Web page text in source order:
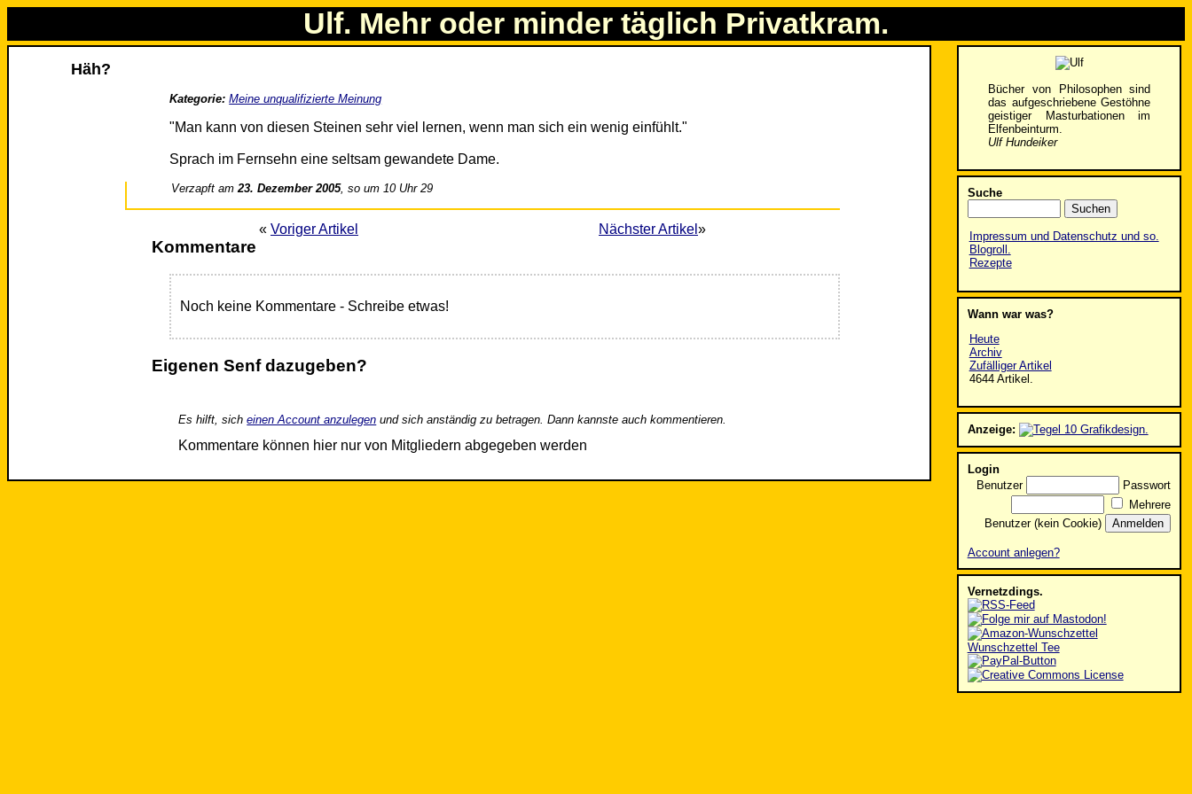
Ulf. Mehr oder minder täglich Privatkram.
Häh?
Kategorie: Meine unqualifizierte Meinung
"Man kann von diesen Steinen sehr viel lernen, wenn man sich ein wenig einfühlt."
Sprach im Fernsehn eine seltsam gewandete Dame.
Verzapft am23. Dezember 2005, so um 10 Uhr 29
« Voriger Artikel Nächster Artikel »
Kommentare
Noch keine Kommentare - Schreibe etwas!
Eigenen Senf dazugeben?
Es hilft, sicheinen Account anzulegen und sich anständig zu betragen. Dann kannste auch kommentieren.
Kommentare können hier nur von Mitgliedern abgegeben werden
Bücher von Philosophen sind
das aufgeschriebene Gestöhne
geistiger Masturbationen im
Elfenbeinturm.
Ulf Hundeiker
Suche
Impressum und Datenschutz und so.
Blogroll.
Rezepte
Wann war was?
Heute
Archiv
Zufälliger Artikel
4644 Artikel.
Anzeige:
Login
Benutzer
Passwort
Mehrere
Benutzer (kein Cookie)
Account anlegen?
Vernetzdings.
Wunschzettel Tee